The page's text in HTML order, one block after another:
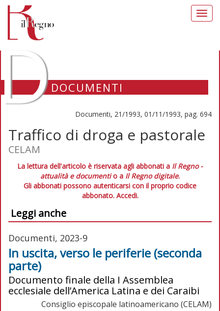
DOCUMENTI
Documenti, 21/1993, 01/11/1993, pag. 694
Traffico di droga e pastorale
CELAM
La lettura dell'articolo è riservata agli abbonati a Il Regno -
attualità e documentio a Il Regno digitale.
Gli abbonati possono autenticarsi con il proprio codice
abbonato. Accedi.
Leggi anche
Documenti, 2023-9
In uscita, verso le periferie (seconda
parte)
Documento finale della I Assemblea
ecclesiale dell’America Latina e dei Caraibi
Consiglio episcopale latinoamericano (CELAM)